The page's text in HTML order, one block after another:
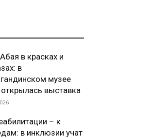
в красках и
в
музее
выставка
– к
в инклюзии учат